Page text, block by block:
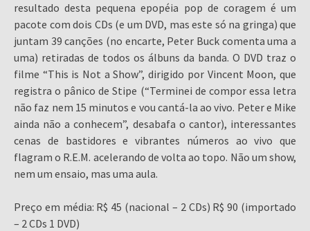
resultado desta pequena epopéia pop de coragem é um
pacote com dois CDs (e um DVD, mas este só na gringa) que
juntam 39 canções (no encarte, Peter Buck comenta uma a
uma) retiradas de todos os álbuns da banda. O DVD traz o
filme “This is Not a Show”, dirigido por Vincent Moon, que
registra o pânico de Stipe (“Terminei de compor essa letra
não faz nem 15 minutos e vou cantá-la ao vivo. Peter e Mike
ainda não a conhecem”, desabafa o cantor), interessantes
cenas de bastidores e vibrantes números ao vivo que
flagram o R.E.M. acelerando de volta ao topo. Não um show,
nem um ensaio, mas uma aula.
Preço em média: R$ 45 (nacional – 2 CDs) R$ 90 (importado
– 2 CDs 1 DVD)